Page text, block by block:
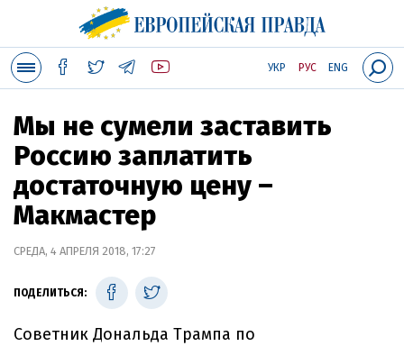
УКР РУС ENG
Мы не сумели заставить
Россию заплатить
достаточную цену –
Макмастер
СРЕДА, 4 АПРЕЛЯ 2018, 17:27
ПОДЕЛИТЬСЯ:
Советник Дональда Трампа по